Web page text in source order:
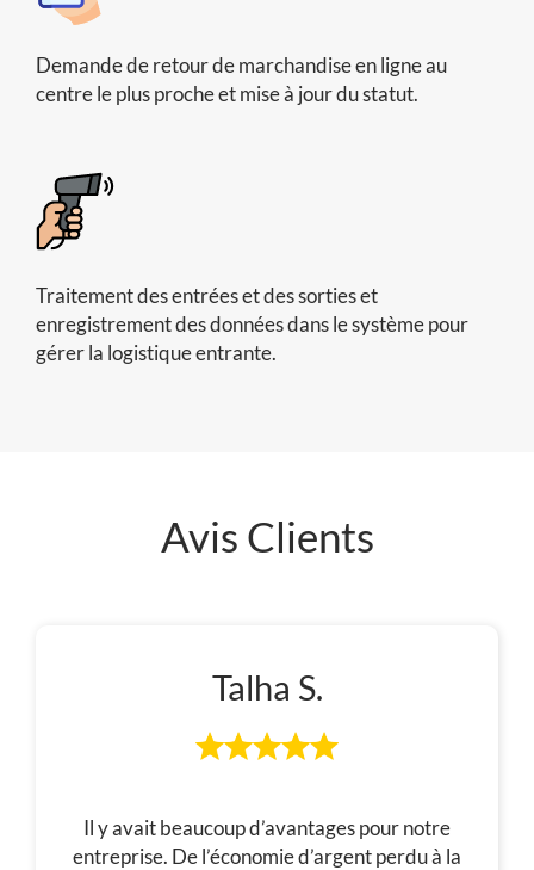
Demande de retour de marchandise en ligne au
centre le plus proche et mise à jour du statut.
Traitement des entrées et des sorties et
enregistrement des données dans le système pour
gérer la logistique entrante.
Avis Clients
Talha S.
Il y avait beaucoup d’avantages pour notre
entreprise. De l’économie d’argent perdu à la